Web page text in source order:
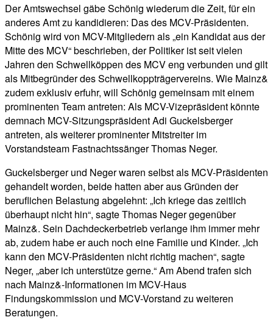
Der Amtswechsel gäbe Schönig wiederum die Zeit, für ein
anderes Amt zu kandidieren: Das des MCV-Präsidenten.
Schönig wird von MCV-Mitgliedern als „ein Kandidat aus der
Mitte des MCV“ beschrieben, der Politiker ist seit vielen
Jahren den Schwellköppen des MCV eng verbunden und gilt
als Mitbegründer des Schwellkoppträgervereins. Wie Mainz&
zudem exklusiv erfuhr, will Schönig gemeinsam mit einem
prominenten Team antreten: Als MCV-Vizepräsident könnte
demnach MCV-Sitzungspräsident Adi Guckelsberger
antreten, als weiterer prominenter Mitstreiter im
Vorstandsteam Fastnachtssänger Thomas Neger.
Guckelsberger und Neger waren selbst als MCV-Präsidenten
gehandelt worden, beide hatten aber aus Gründen der
beruflichen Belastung abgelehnt: „Ich kriege das zeitlich
überhaupt nicht hin“, sagte Thomas Neger gegenüber
Mainz&. Sein Dachdeckerbetrieb verlange ihm immer mehr
ab, zudem habe er auch noch eine Familie und Kinder. „Ich
kann den MCV-Präsidenten nicht richtig machen“, sagte
Neger, „aber ich unterstütze gerne.“ Am Abend trafen sich
nach Mainz&-Informationen im MCV-Haus
Findungskommission und MCV-Vorstand zu weiteren
Beratungen.